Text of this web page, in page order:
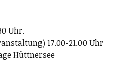
Uhr.
17.00-21.00 Uhr
Hüttnersee